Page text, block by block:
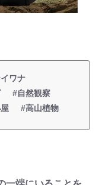
ワナ
#自然観察
#高山植物